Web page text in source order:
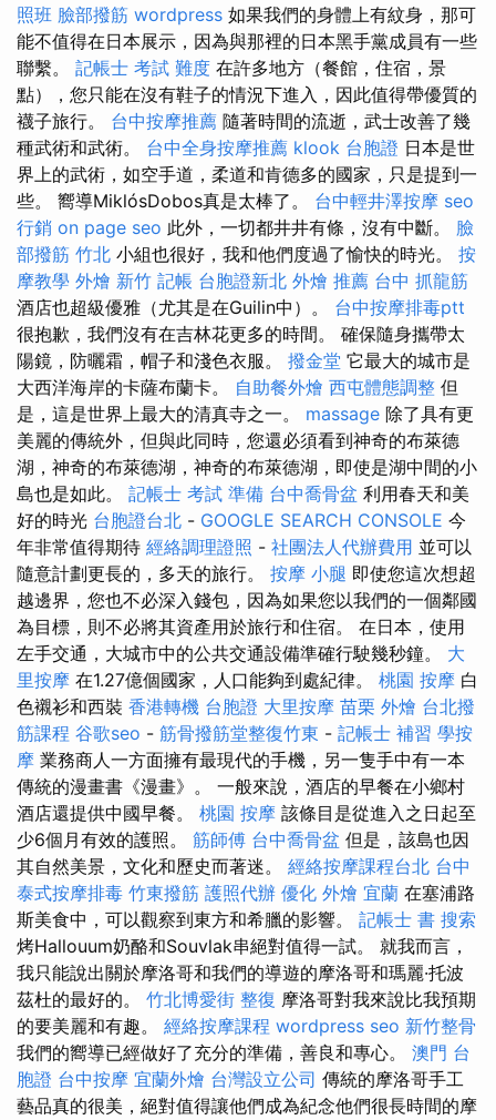
照班 臉部撥筋 wordpress 如果我們的身體上有紋身，那可
能不值得在日本展示，因為與那裡的日本黑手黨成員有一些
聯繫。 記帳士 考試 難度 在許多地方（餐館，住宿，景
點），您只能在沒有鞋子的情況下進入，因此值得帶優質的
襪子旅行。 台中按摩推薦 隨著時間的流逝，武士改善了幾
種武術和武術。 台中全身按摩推薦 klook 台胞證 日本是世
界上的武術，如空手道，柔道和肯德多的國家，只是提到一
些。 嚮導MiklósDobos真是太棒了。 台中輕井澤按摩 seo
行銷 on page seo 此外，一切都井井有條，沒有中斷。 臉
部撥筋 竹北 小組也很好，我和他們度過了愉快的時光。 按
摩教學 外燴 新竹 記帳 台胞證新北 外燴 推薦 台中 抓龍筋
酒店也超級優雅（尤其是在Guilin中）。 台中按摩排毒ptt
很抱歉，我們沒有在吉林花更多的時間。 確保隨身攜帶太
陽鏡，防曬霜，帽子和淺色衣服。 撥金堂 它最大的城市是
大西洋海岸的卡薩布蘭卡。 自助餐外燴 西屯體態調整 但
是，這是世界上最大的清真寺之一。 massage 除了具有更
美麗的傳統外，但與此同時，您還必須看到神奇的布萊德
湖，神奇的布萊德湖，神奇的布萊德湖，即使是湖中間的小
島也是如此。 記帳士 考試 準備 台中喬骨盆 利用春天和美
好的時光 台胞證台北 - GOOGLE SEARCH CONSOLE 今
年非常值得期待 經絡調理證照 - 社團法人代辦費用 並可以
隨意計劃更長的，多天的旅行。 按摩 小腿 即使您這次想超
越邊界，您也不必深入錢包，因為如果您以我們的一個鄰國
為目標，則不必將其資產用於旅行和住宿。 在日本，使用
左手交通，大城市中的公共交通設備準確行駛幾秒鐘。 大
里按摩 在1.27億個國家，人口能夠到處紀律。 桃園 按摩 白
色襯衫和西裝 香港轉機 台胞證 大里按摩 苗栗 外燴 台北撥
筋課程 谷歌seo - 筋骨撥筋堂整復竹東 - 記帳士 補習 學按
摩 業務商人一方面擁有最現代的手機，另一隻手中有一本
傳統的漫畫書《漫畫》。 一般來說，酒店的早餐在小鄉村
酒店還提供中國早餐。 桃園 按摩 該條目是從進入之日起至
少6個月有效的護照。 筋師傅 台中喬骨盆 但是，該島也因
其自然美景，文化和歷史而著迷。 經絡按摩課程台北 台中
泰式按摩排毒 竹東撥筋 護照代辦 優化 外燴 宜蘭 在塞浦路
斯美食中，可以觀察到東方和希臘的影響。 記帳士 書 搜索
烤Hallouum奶酪和Souvlak串絕對值得一試。 就我而言，
我只能說出關於摩洛哥和我們的導遊的摩洛哥和瑪麗·托波
茲杜的最好的。 竹北博愛街 整復 摩洛哥對我來說比我預期
的要美麗和有趣。 經絡按摩課程 wordpress seo 新竹整骨
我們的嚮導已經做好了充分的準備，善良和專心。 澳門 台
胞證 台中按摩 宜蘭外燴 台灣設立公司 傳統的摩洛哥手工
藝品真的很美，絕對值得讓他們成為紀念他們很長時間的摩